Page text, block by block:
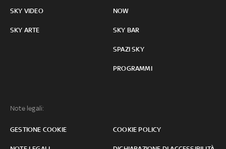
SKY VIDEO
SKY ARTE
NOW
SKY BAR
SPAZI SKY
PROGRAMMI
Note legali:
GESTIONE COOKIE COOKIE POLICY